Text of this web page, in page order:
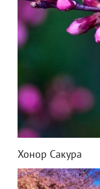
Хонор Сакура